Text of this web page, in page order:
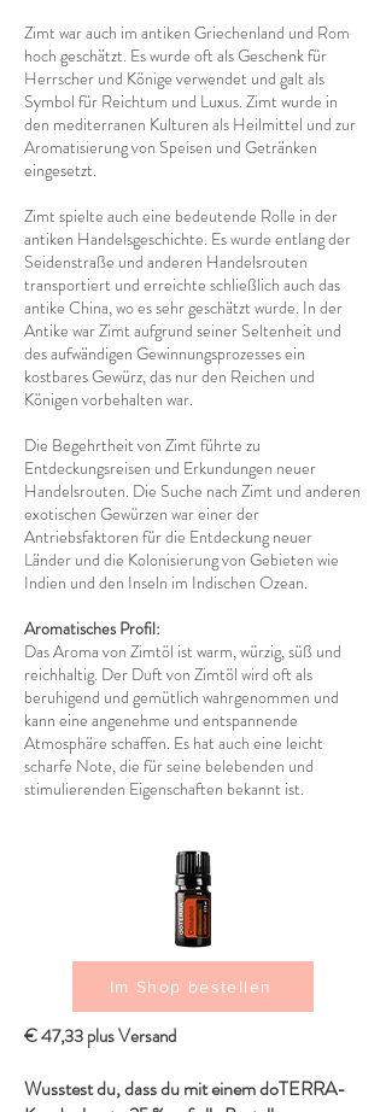
Zimt war auch im antiken Griechenland und Rom
hoch geschätzt. Es wurde oft als Geschenk für
Herrscher und Könige verwendet und galt als
Symbol für Reichtum und Luxus. Zimt wurde in
den mediterranen Kulturen als Heilmittel und zur
Aromatisierung von Speisen und Getränken
eingesetzt.
Zimt spielte auch eine bedeutende Rolle in der
antiken Handelsgeschichte. Es wurde entlang der
Seidenstraße und anderen Handelsrouten
transportiert und erreichte schließlich auch das
antike China, wo es sehr geschätzt wurde. In der
Antike war Zimt aufgrund seiner Seltenheit und
des aufwändigen Gewinnungsprozesses ein
kostbares Gewürz, das nur den Reichen und
Königen vorbehalten war.
Die Begehrtheit von Zimt führte zu
Entdeckungsreisen und Erkundungen neuer
Handelsrouten. Die Suche nach Zimt und anderen
exotischen Gewürzen war einer der
Antriebsfaktoren für die Entdeckung neuer
Länder und die Kolonisierung von Gebieten wie
Indien und den Inseln im Indischen Ozean.
Aromatisches Profil:
Das Aroma von Zimtöl ist warm, würzig, süß und
reichhaltig. Der Duft von Zimtöl wird oft als
beruhigend und gemütlich wahrgenommen und
kann eine angenehme und entspannende
Atmosphäre schaffen. Es hat auch eine leicht
scharfe Note, die für seine belebenden und
stimulierenden Eigenschaften bekannt ist.
Im Shop bestellen
€ 47,33 plus Versand
Wusstest du, dass du mit einem doTERRA-